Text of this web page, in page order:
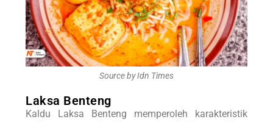
Source by Idn Times
Laksa Benteng
Kaldu Laksa Benteng memperoleh karakteristik